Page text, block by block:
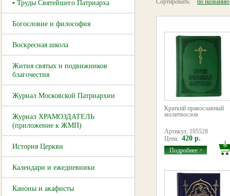
▪ Труды Святейшего Патриарха
Богословие и философия
Воскресная школа
Жития святых и подвижников
благочестия
Журнал Московской Патриархии
Журнал ХРАМОЗДАТЕЛЬ
(приложение к ЖМП)
История Церкви
Календари и ежедневники
Каноны и акафисты
Сортировать: по названию
Краткий православный
молитвослов
Артикул: 105528
Цена: 420 р.
Подробнее >